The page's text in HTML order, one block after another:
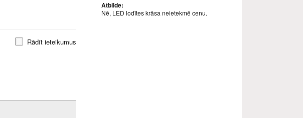
Rādīt ieteikumus
Atbilde:
Nē, LED lodītes krāsa neietekmē cenu.